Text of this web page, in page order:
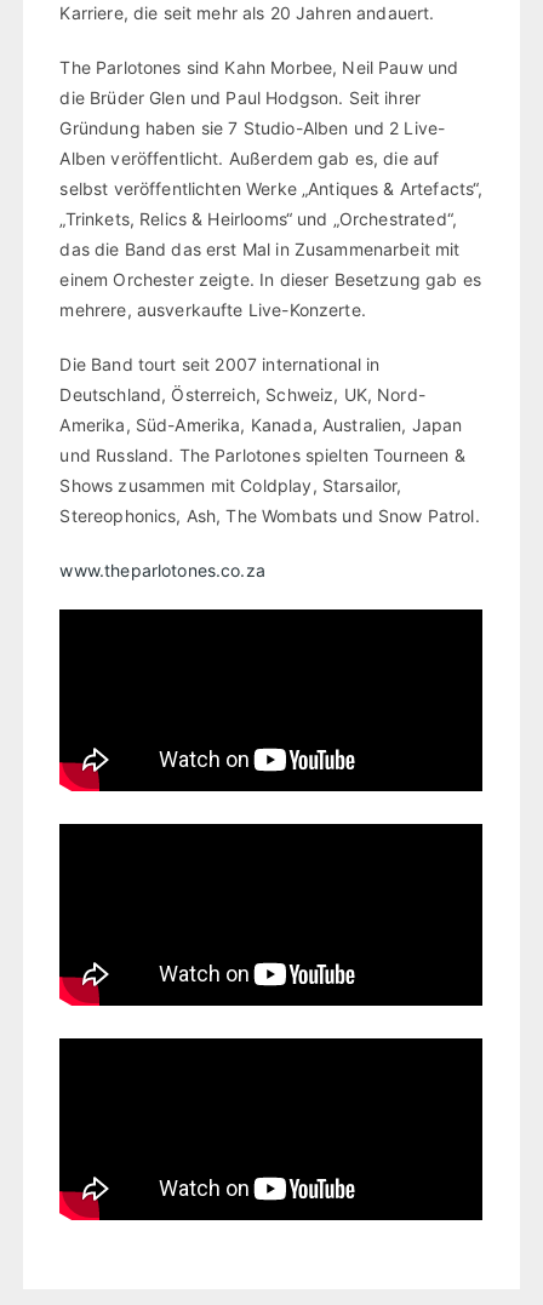
Karriere, die seit mehr als 20 Jahren andauert.
The Parlotones sind Kahn Morbee, Neil Pauw und
die Brüder Glen und Paul Hodgson. Seit ihrer
Gründung haben sie 7 Studio-Alben und 2 Live-
Alben veröffentlicht. Außerdem gab es, die auf
selbst veröffentlichten Werke „Antiques & Artefacts“,
„Trinkets, Relics & Heirlooms“ und „Orchestrated“,
das die Band das erst Mal in Zusammenarbeit mit
einem Orchester zeigte. In dieser Besetzung gab es
mehrere, ausverkaufte Live-Konzerte.
Die Band tourt seit 2007 international in
Deutschland, Österreich, Schweiz, UK, Nord-
Amerika, Süd-Amerika, Kanada, Australien, Japan
und Russland. The Parlotones spielten Tourneen &
Shows zusammen mit Coldplay, Starsailor,
Stereophonics, Ash, The Wombats und Snow Patrol.
www.theparlotones.co.za